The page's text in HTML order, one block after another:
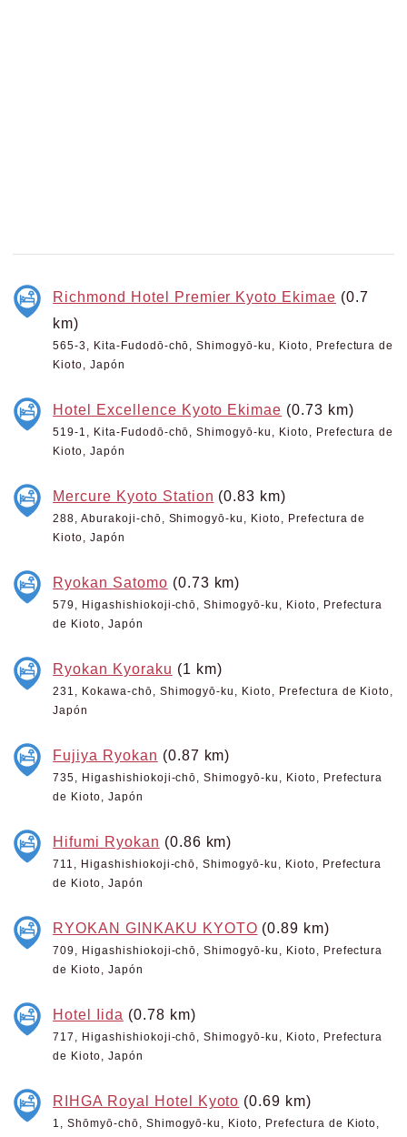
Richmond Hotel Premier Kyoto Ekimae (0.7
km)
565-3, Kita-Fudodō-chō, Shimogyō-ku, Kioto, Prefectura de
Kioto, Japón
Hotel Excellence Kyoto Ekimae (0.73 km)
519-1, Kita-Fudodō-chō, Shimogyō-ku, Kioto, Prefectura de
Kioto, Japón
Mercure Kyoto Station (0.83 km)
288, Aburakoji-chō, Shimogyō-ku, Kioto, Prefectura de
Kioto, Japón
Ryokan Satomo (0.73 km)
579, Higashishiokoji-chō, Shimogyō-ku, Kioto, Prefectura
de Kioto, Japón
Ryokan Kyoraku (1 km)
231, Kokawa-chō, Shimogyō-ku, Kioto, Prefectura de Kioto,
Japón
Fujiya Ryokan (0.87 km)
735, Higashishiokoji-chō, Shimogyō-ku, Kioto, Prefectura
de Kioto, Japón
Hifumi Ryokan (0.86 km)
711, Higashishiokoji-chō, Shimogyō-ku, Kioto, Prefectura
de Kioto, Japón
RYOKAN GINKAKU KYOTO (0.89 km)
709, Higashishiokoji-chō, Shimogyō-ku, Kioto, Prefectura
de Kioto, Japón
Hotel Iida (0.78 km)
717, Higashishiokoji-chō, Shimogyō-ku, Kioto, Prefectura
de Kioto, Japón
RIHGA Royal Hotel Kyoto (0.69 km)
1, Shōmyō-chō, Shimogyō-ku, Kioto, Prefectura de Kioto,